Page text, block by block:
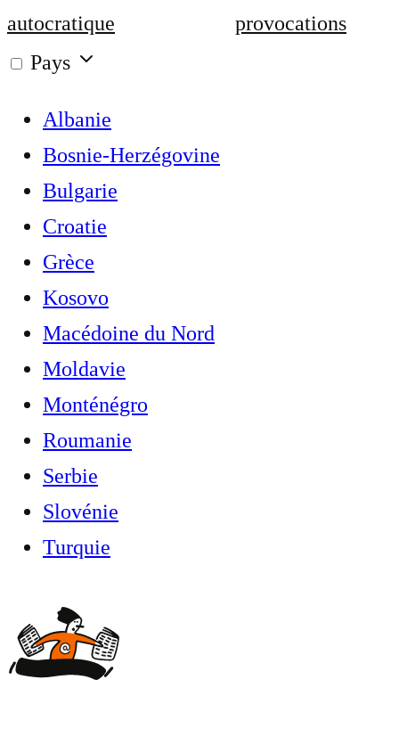
autocratique
provocations
Pays
Albanie
Bosnie-Herzégovine
Bulgarie
Croatie
Grèce
Kosovo
Macédoine du Nord
Moldavie
Monténégro
Roumanie
Serbie
Slovénie
Turquie